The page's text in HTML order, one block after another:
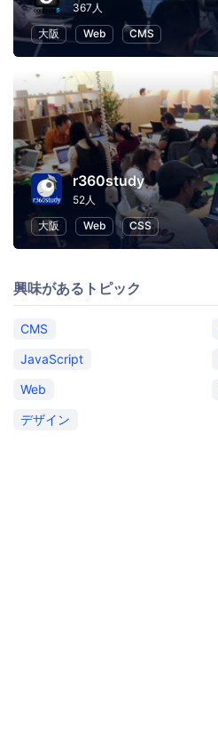
367人
大阪
Web CMS
r360study
52人
大阪
Web CSS
興味があるトピック
CMS
JavaScript
Web
デザイン